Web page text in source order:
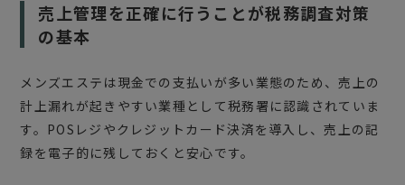
売上管理を正確に行うことが税務調査対策
の基本
メンズエステは現金での支払いが多い業態のため、売上の
計上漏れが起きやすい業種として税務署に認識されていま
す。POSレジやクレジットカード決済を導入し、売上の記
録を電子的に残しておくと安心です。